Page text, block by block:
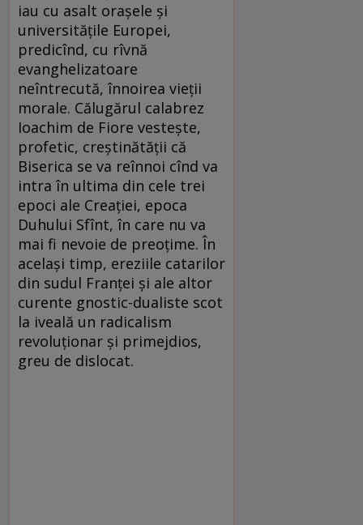
iau cu asalt orașele și
universitățile Europei,
predicînd, cu rîvnă
evanghelizatoare
neîntrecută, înnoirea vieții
morale. Călugărul calabrez
Ioachim de Fiore vestește,
profetic, creștinătății că
Biserica se va reînnoi cînd va
intra în ultima din cele trei
epoci ale Creației, epoca
Duhului Sfînt, în care nu va
mai fi nevoie de preoțime. În
același timp, ereziile catarilor
din sudul Franței și ale altor
curente gnostic-dualiste scot
la iveală un radicalism
revoluționar și primejdios,
greu de dislocat.